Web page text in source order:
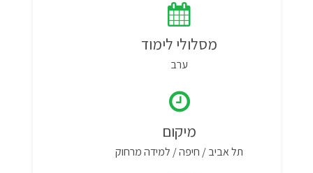
מסלולי לימוד
ערב
מיקום
תל אביב / חיפה / למידה מרחוק